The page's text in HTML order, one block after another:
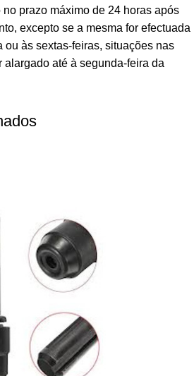
prazo máximo de 24 horas após
excepto se a mesma for efectuada
ou às sextas-feiras, situações nas
alargado até à segunda-feira da